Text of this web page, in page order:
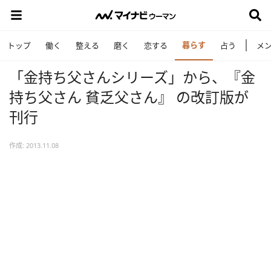
トップ 働く 整える 磨く 恋する 暮らす 占う メ
「金持ち父さんシリーズ」から、『金
持ち父さん 貧乏父さん』 の改訂版が
刊行
作成: 2013.11.08